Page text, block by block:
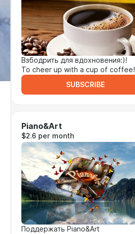
Взбодрить для вдохновения:)!
To cheer up with a cup of coffee!
SUBSCRIBE
Piano&Art
$2.6 per month
Поддержать Piano&Art